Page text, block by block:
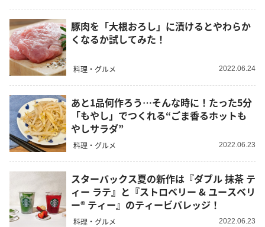
豚肉を「大根おろし」に漬けるとやわらか
くなるか試してみた！
料理・グルメ 2022.06.24
あと1品何作ろう…そんな時に！たった5分
「もやし」でつくれる“ごま香るホットも
やしサラダ”
料理・グルメ 2022.06.23
スターバックス夏の新作は『ダブル 抹茶 テ
ィー ラテ』と『ストロベリー & ユースベリ
ー® ティー』のティービバレッジ！
料理・グルメ 2022.06.23